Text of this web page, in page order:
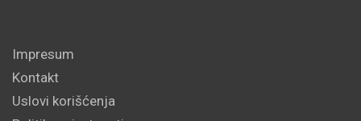
Impresum
Kontakt
Uslovi korišćenja